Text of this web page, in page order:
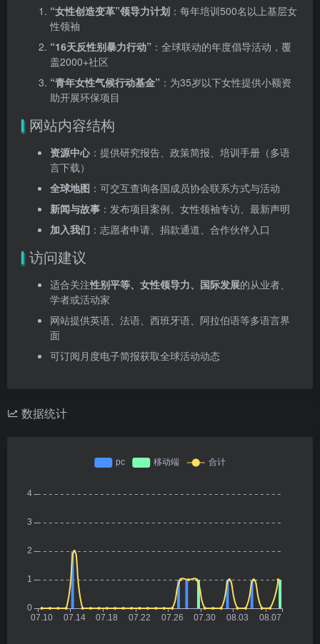
“女性创造变革”领导力计划 ：每年培训500名以上基层女
性领袖
“16天反性别暴力行动” ：全球联动的年度倡导活动，覆
盖2000+社区
“青年女性气候行动基金” ：为35岁以下女性提供小额资
助开展环保项目
网站内容结构
资源中心：提供研究报告、政策简报、培训手册（多语
言下载）
全球地图 ：可交互查询各国成员协会联系方式与活动
新闻与故事 ：发布项目案例、女性领袖专访、最新声明
加入我们 ：志愿者申请、捐款通道、合作伙伴入口
访问建议
适合关注性别平等、女性领导力、国际发展的从业者、
学者或活动家
网站提供英语、法语、西班牙语、阿拉伯语等多语言界
面
可订阅月度电子简报获取全球活动动态
数据统计